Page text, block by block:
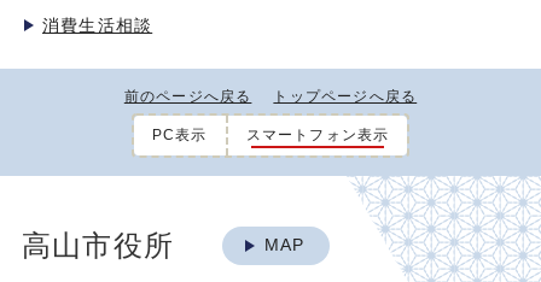
消費生活相談
前のページへ戻る トップページへ戻る
PC表示 スマートフォン表示
高山市役所 MAP